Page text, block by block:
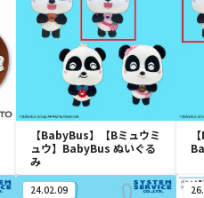
【BabyBus】【Bミュウミ
ュウ】BabyBus ぬいぐる
み
24.02.09